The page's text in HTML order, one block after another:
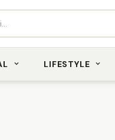
LIFESTYLE